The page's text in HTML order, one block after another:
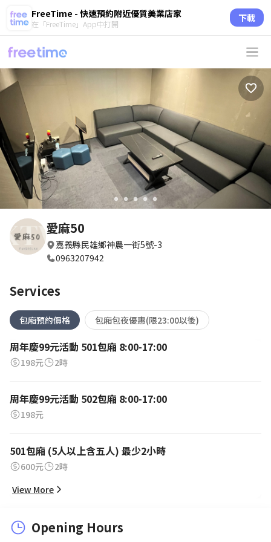
FreeTime - 快速預約附近優質美業店家
在「FreeTime」App中打開 下載
circle circle circle circle circle
愛麻50
嘉義縣民雄鄉神農一街5號-3
0963207942
Services
包廂預約價格 包廂包夜優惠(限23:00以後)
周年慶99元活動 501包廂 8:00-17:00
198元 2時
周年慶99元活動 502包廂 8:00-17:00
198元
501包廂 (5人以上含五人) 最少2小時
600元
2時
View More
Opening Hours